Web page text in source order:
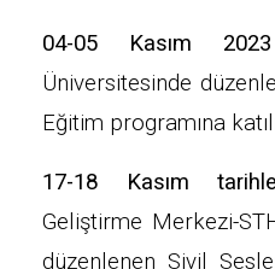
04-05 Kasım
Üniversitesinde
Eğitim programına
17-18 Kasım
Geliştirme Merkezi-
düzenlenen Sivil